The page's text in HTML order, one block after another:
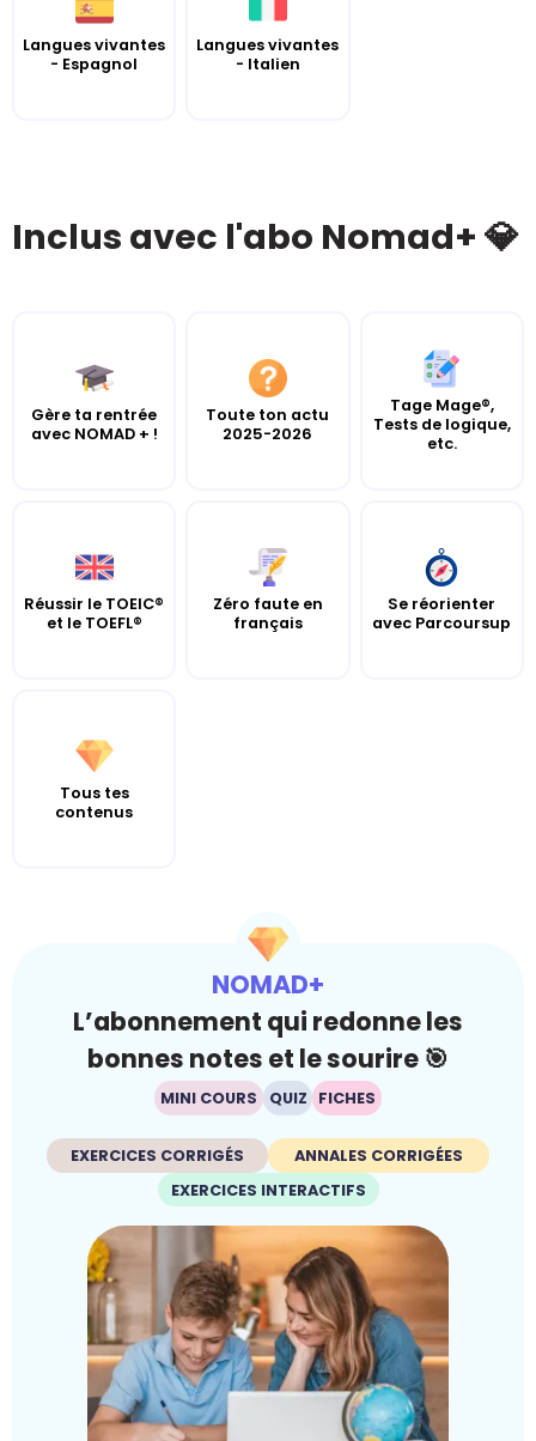
Langues vivantes
- Espagnol
Langues vivantes
- Italien
Inclus avec l'abo Nomad+ 💎
Gère ta rentrée
avec NOMAD + !
Toute ton actu
2025-2026
Tage Mage®,
Tests de logique,
etc.
Réussir le TOEIC®
et le TOEFL®
Zéro faute en
français
Se réorienter
avec Parcoursup
Tous tes
contenus
NOMAD+
L’abonnement qui redonne les
bonnes notes et le sourire 🎯
MINI COURS QUIZ FICHES
EXERCICES CORRIGÉS
ANNALES CORRIGÉES
EXERCICES INTERACTIFS